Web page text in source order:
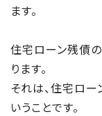
ます。
住宅ローン残債
ります。
それは、住宅ロ
いうことです。